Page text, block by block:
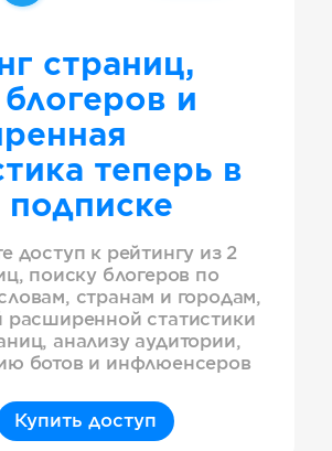
страниц,
и
теперь в
доступ к рейтингу из 2
поиску блогеров по
странам и городам,
расширенной статистики
анализу аудитории,
ботов и инфлюенсеров
Купить доступ